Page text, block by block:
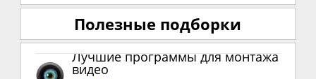
Полезные подборки
Лучшие программы для монтажа
видео